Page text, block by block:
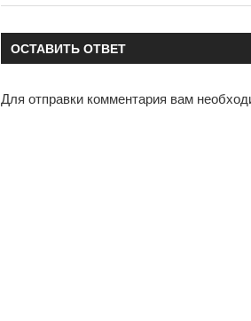
Навигация
по
запись:
ОСТАВИТЬ ОТВЕТ
Для отправки комментария вам